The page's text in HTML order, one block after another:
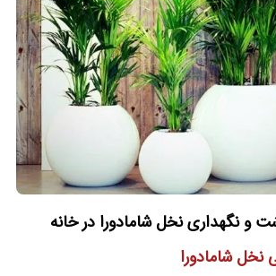
و نگهداری نخل شامادورا در خانه
نخل شامادورا